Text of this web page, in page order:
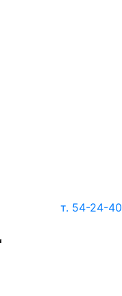
т. 54-24-40